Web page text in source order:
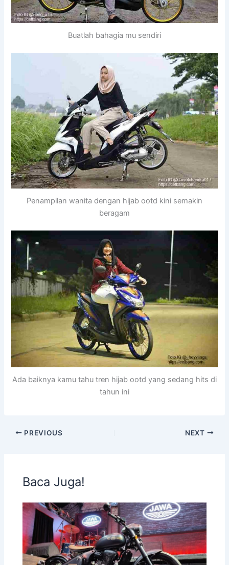
Buatlah bahagia mu sendiri
Penampilan wanita dengan hijab ootd kini semakin
beragam
Ada baiknya kamu tahu tren hijab ootd yang sedang hits di
tahun ini
PREVIOUS NEXT
Baca Juga!